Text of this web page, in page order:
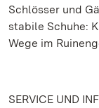
Schlösser und
stabile Schuhe:
Wege im
SERVICE UND